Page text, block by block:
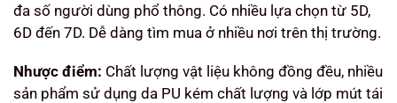
đa số người dùng phổ thông. Có nhiều lựa chọn từ 5D,
6D đến 7D. Dễ dàng tìm mua ở nhiều nơi trên thị trường.
Nhược điểm: Chất lượng vật liệu không đồng đều, nhiều
sản phẩm sử dụng da PU kém chất lượng và lớp mút tái